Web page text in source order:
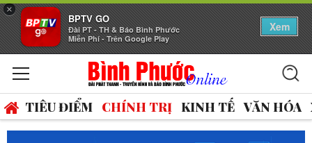
×
BPTV GO
Đài PT - TH & Báo Bình Phước
Miễn Phí - Trên Google Play
Xem
TIÊU ĐIỂM CHÍNH TRỊ KINH TẾ VĂN HÓA